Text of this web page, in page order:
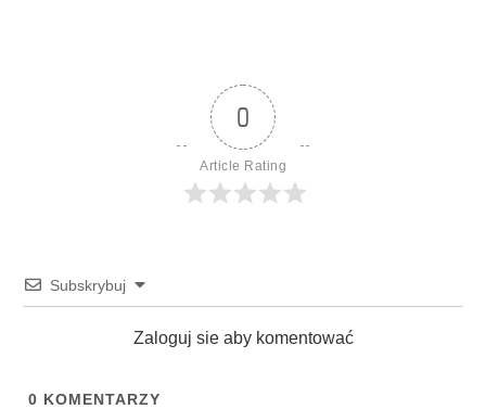
0
Article Rating
Subskrybuj
Zaloguj sie aby komentować
0 KOMENTARZY